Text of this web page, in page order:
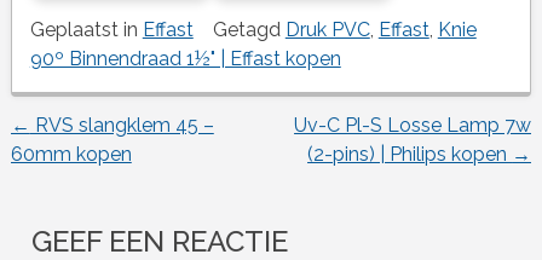
Geplaatst in Effast Getagd Druk PVC, Effast, Knie
90º Binnendraad 1½" | Effast kopen
Berichtnavigatie
← RVS slangklem 45 –
60mm kopen
Uv-C Pl-S Losse Lamp 7w
(2-pins) | Philips kopen →
GEEF EEN REACTIE